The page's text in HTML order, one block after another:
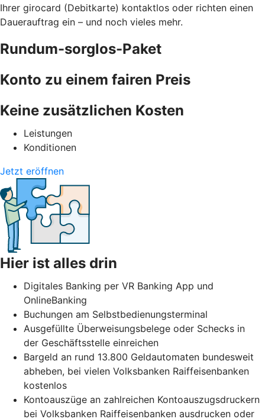
Ihrer girocard (Debitkarte) kontaktlos oder richten einen
Dauerauftrag ein – und noch vieles mehr.
Rundum-sorglos-Paket
Konto zu einem fairen Preis
Keine zusätzlichen Kosten
Leistungen
Konditionen
Jetzt eröffnen
Hier ist alles drin
Digitales Banking per VR Banking App und
OnlineBanking
Buchungen am Selbstbedienungsterminal
Ausgefüllte Überweisungsbelege oder Schecks in
der Geschäftsstelle einreichen
Bargeld an rund 13.800 Geldautomaten bundesweit
abheben, bei vielen Volksbanken Raiffeisenbanken
kostenlos
Kontoauszüge an zahlreichen Kontoauszugsdruckern
bei Volksbanken Raiffeisenbanken ausdrucken oder